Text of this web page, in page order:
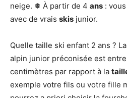
neige. ❅ À partir de 4 ans :
avec de vrais skis junior.
Quelle taille ski enfant 2 ans ?
alpin junior préconisée est
centimètres par rapport à la
exemple votre fils ou votre fille